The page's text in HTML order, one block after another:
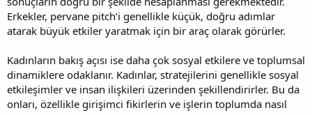
Erkekler, pervane pitch’i genellikle küçük, doğru adımlar
atarak büyük etkiler yaratmak için bir araç olarak görürler.
Kadınların bakış açısı ise daha çok sosyal etkilere ve toplumsal
dinamiklere odaklanır. Kadınlar, stratejilerini genellikle sosyal
etkileşimler ve insan ilişkileri üzerinden şekillendirirler. Bu da
onları, özellikle girişimci fikirlerin ve işlerin toplumda nasıl